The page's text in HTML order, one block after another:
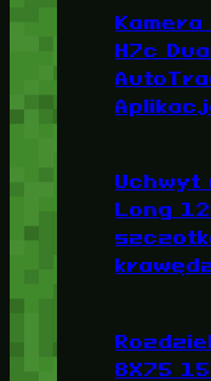
H7c
Uchwyt
Long
8X75